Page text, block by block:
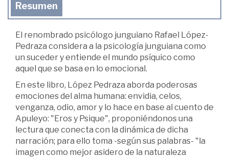
Resumen
El renombrado psicólogo junguiano Rafael López-
Pedraza considera a la psicología junguiana como
un suceder y entiende el mundo psíquico como
aquel que se basa en lo emocional.
En este libro, López Pedraza aborda poderosas
emociones del alma humana: envidia, celos,
venganza, odio, amor y lo hace en base al cuento de
Apuleyo: "Eros y Psique", proponiéndonos una
lectura que conecta con la dinámica de dicha
narración; para ello toma -según sus palabras- "la
imagen como mejor asidero de la naturaleza